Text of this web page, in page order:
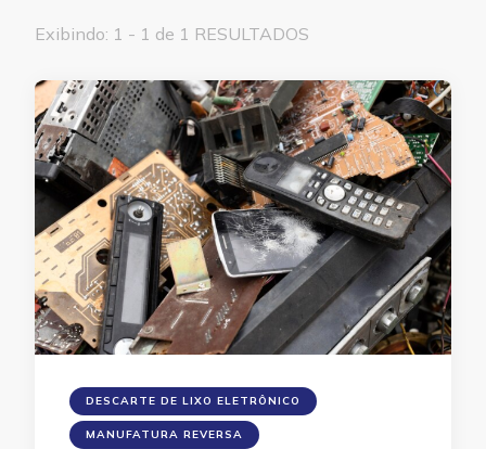
Exibindo: 1 - 1 de 1 RESULTADOS
DESCARTE DE LIXO ELETRÔNICO
MANUFATURA REVERSA